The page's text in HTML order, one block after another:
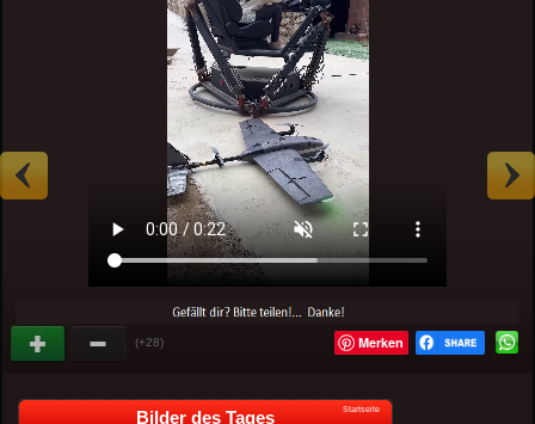
(+28) Merken
Bilder des Tages Startseite